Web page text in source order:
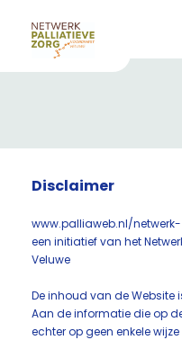
Disclaimer
www.palliaweb.nl/netwerk-
een initiatief van het
Veluwe
De inhoud van de
Aan de informatie die op
echter op geen enkele